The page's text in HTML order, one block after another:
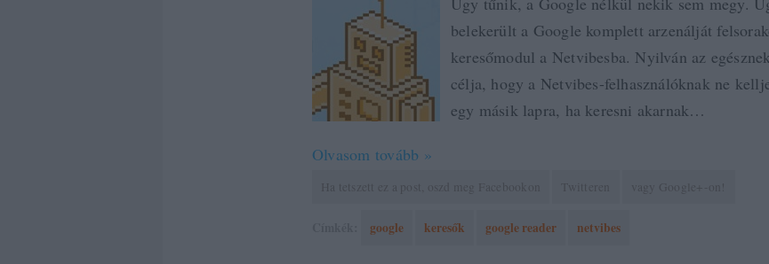
belekerült a Google komplett arzenálját
keresőmodul a Netvibesba. Nyilván az
célja, hogy a Netvibes-felhasználóknak ne
egy másik lapra, ha keresni akarnak…
Olvasom tovább »
google keresők google reader netvibes